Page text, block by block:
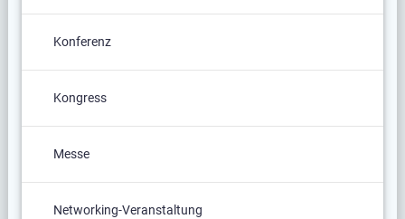
Konferenz
Kongress
Messe
Networking-Veranstaltung